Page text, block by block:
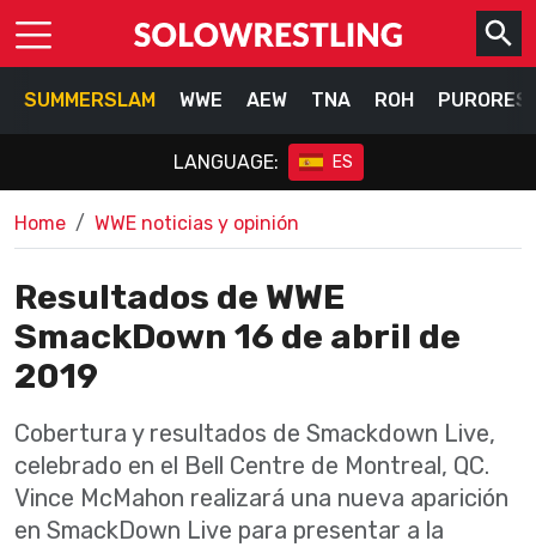
SUMMERSLAM WWE AEW TNA ROH
LANGUAGE: ES
Home WWE noticias y opinión
Resultados de WWE
SmackDown 16 de abril de
2019
Cobertura y resultados de Smackdown Live,
celebrado en el Bell Centre de Montreal, QC.
Vince McMahon realizará una nueva aparición
en SmackDown Live para presentar a la